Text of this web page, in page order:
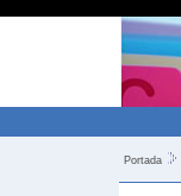
Portada